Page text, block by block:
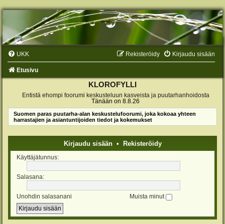
UKK Kirjaudu sisään
Rekisteröidy
Etusivu
KLOROFYLLI
Entistä ehompi foorumi keskusteluun kasveista ja puutarhanhoidosta
Tänään on 8.8.26
Suomen paras puutarha-alan keskustelufoorumi, joka kokoaa yhteen
harrastajien ja asiantuntijoiden tiedot ja kokemukset
Kirjaudu sisään• Rekisteröidy
Käyttäjätunnus:
Salasana:
Unohdin salasanani Muista minut